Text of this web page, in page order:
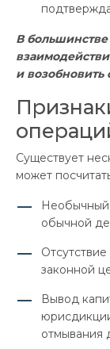
В большинстве
и возобновить
Существует
может
Необычный
обычной
законной
Вывод
отмывания